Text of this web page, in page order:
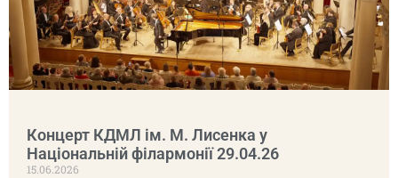
Концерт КДМЛ ім. М. Лисенка у
Національній філармонії 29.04.26
15.06.2026